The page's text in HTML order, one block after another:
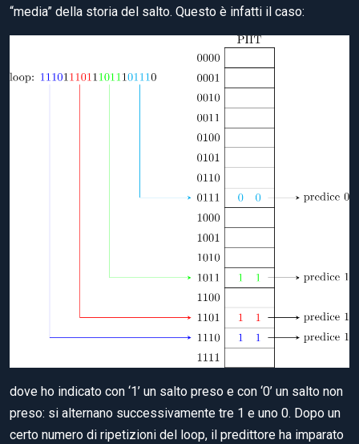
“media” della storia del salto. Questo è infatti il caso:
dove ho indicato con ‘1’ un salto preso e con ‘0’ un salto non
preso: si alternano successivamente tre 1 e uno 0. Dopo un
certo numero di ripetizioni del loop, il predittore ha imparato